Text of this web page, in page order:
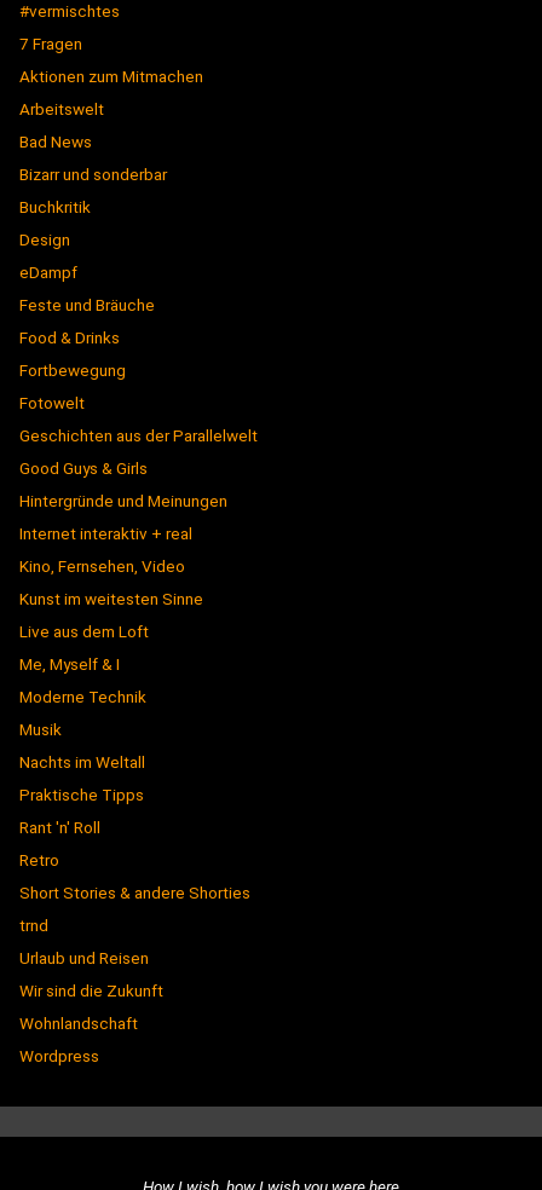
#vermischtes
7 Fragen
Aktionen zum Mitmachen
Arbeitswelt
Bad News
Bizarr und sonderbar
Buchkritik
Design
eDampf
Feste und Bräuche
Food & Drinks
Fortbewegung
Fotowelt
Geschichten aus der Parallelwelt
Good Guys & Girls
Hintergründe und Meinungen
Internet interaktiv + real
Kino, Fernsehen, Video
Kunst im weitesten Sinne
Live aus dem Loft
Me, Myself & I
Moderne Technik
Musik
Nachts im Weltall
Praktische Tipps
Rant 'n' Roll
Retro
Short Stories & andere Shorties
trnd
Urlaub und Reisen
Wir sind die Zukunft
Wohnlandschaft
Wordpress